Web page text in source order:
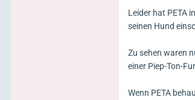
Leider hat PETA
seinen Hund
Zu sehen waren
einer Piep-Ton-
Wenn PETA